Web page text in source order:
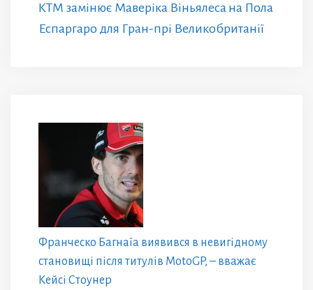
KTM замінює Маверіка Віньялеса на Пола
Еспаргаро для Гран-прі Великобританії
Франческо Багнаїа виявився в невигідному
становищі після титулів MotoGP, – вважає
Кейсі Стоунер